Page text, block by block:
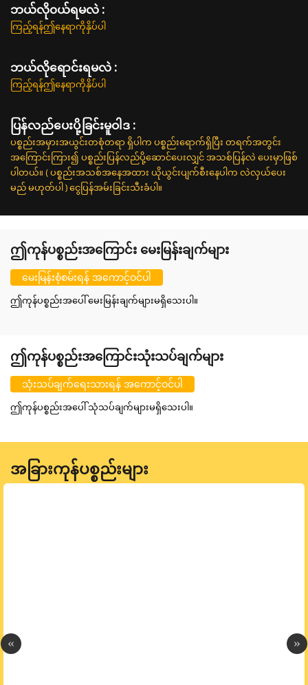
ဘယ်လို၀ယ်ရမလဲ :
ကြည့်ရန်ဤနေရာကိုနှိပ်ပါ
ဘယ်လိုရောင်းရမလဲ :
ကြည့်ရန်ဤနေရာကိုနှိပ်ပါ
ပြန်လည်ပေးပို့ခြင်းမူဝါဒ :
ပစ္စည်းအမှားအယွင်းတစုံတရာ ရှိပါက ပစ္စည်းရောက်ရှိပြီး တရက်အတွင်း
အကြောင်းကြား၍ ပစ္စည်းပြန်လည်ပို့ဆောင်ပေးလျှင် အသစ်ပြန်လဲ ပေးမှာဖြစ်
ပါတယ်။ ( ပစ္စည်းအသစ်အနေအထား ယိုယွင်းပျက်စီးနေပါက လဲလှယ်ပေး
မည် မဟုတ်ပါ ) ငွေပြန်အမ်းခြင်းသီးခံပါ။
ဤကုန်ပစ္စည်းအကြောင်း မေးမြန်းချက်များ
မေးမြန်းစုံစမ်းရန် အကောင့်ဝင်ပါ
ဤကုန်ပစ္စည်းအပေါ် မေးမြန်းချက်များမရှိသေးပါ။
ဤကုန်ပစ္စည်းအကြောင်းသုံးသပ်ချက်များ
သုံးသပ်ချက်ရေးသားရန် အကောင့်ဝင်ပါ
ဤကုန်ပစ္စည်းအပေါ် သုံသပ်ချက်များမရှိသေးပါ။
အခြားကုန်ပစ္စည်းများ